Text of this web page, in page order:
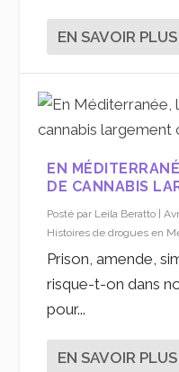
EN SAVOIR PLUS
EN
DE CANNABIS
Posté par Leila Beratto |
Histoires de drogues en
Prison, amende,
risque-t-on dans
pour...
EN SAVOIR PLUS